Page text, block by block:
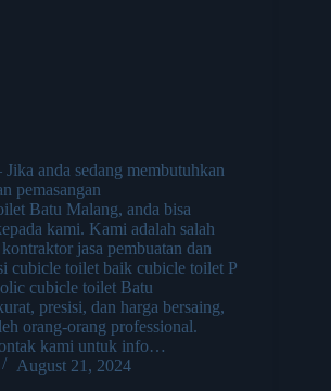
anda sedang membutuhkan
pemasangan
Batu Malang, anda bisa
kami. Kami adalah salah
jasa pembuatan dan
cubicle toilet baik cubicle toilet P
cubicle toilet Batu
presisi, dan harga bersaing,
orang-orang professional.
kami untuk info…
August 21, 2024